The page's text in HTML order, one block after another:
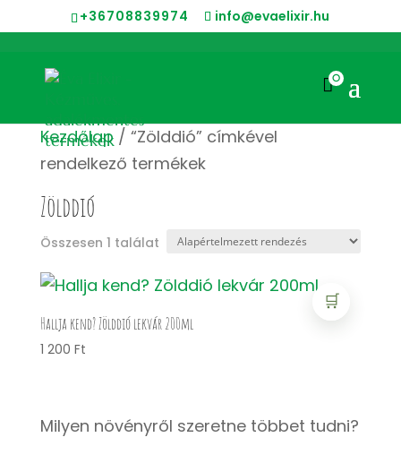
+36708839974 info@evaelixir.hu
0
Kezdőlap/ “Zölddió” címkével
rendelkező termékek
Zölddió
Összesen 1 találat
🛒
Hallja kend? Zölddió lekvár 200ml
1 200 Ft
Milyen növényről szeretne többet tudni?